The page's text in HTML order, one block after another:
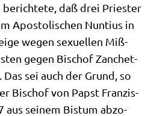
berich­te­te, daß drei Prie­ster
Apo­sto­li­schen Nun­ti­us in
wegen sexu­el­len Miß­
gegen Bischof Zan­chet­
sei auch der Grund, so
Bischof von Papst Fran­zis­
aus sei­nem Bis­tum abzo­